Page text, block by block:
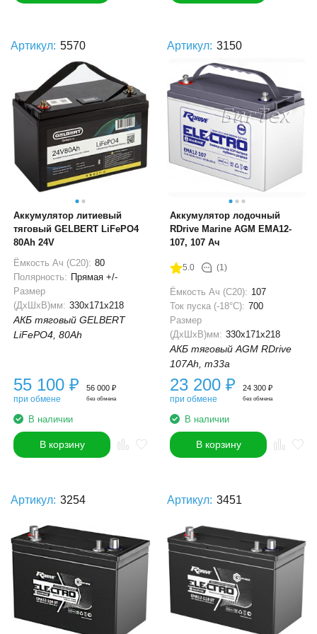
Артикул: 5570
Аккумулятор литиевый
тяговый GELBERT LiFePO4
80Ah 24V
Ёмкость Ач (С20): 80
Полярность: Прямая +/-
Размер
(ДхШхВ)мм: 330x171x218
АКБ тяговый GELBERT
LiFePO4, 80Ah
55 100 ₽
при обмене
56 000 ₽
без обмена
В наличии
В корзину
Артикул: 3150
Аккумулятор лодочный
RDrive Marine AGM EMA12-
107, 107 Ач
5.0 (1)
Ёмкость Ач (С20): 107
Ток пуска (-18°С): 700
Размер
(ДхШхВ)мм: 330x171x218
АКБ тяговый AGM RDrive
107Ah, m33a
23 200 ₽
при обмене
24 300 ₽
без обмена
В наличии
В корзину
Артикул: 3254 Артикул: 3451